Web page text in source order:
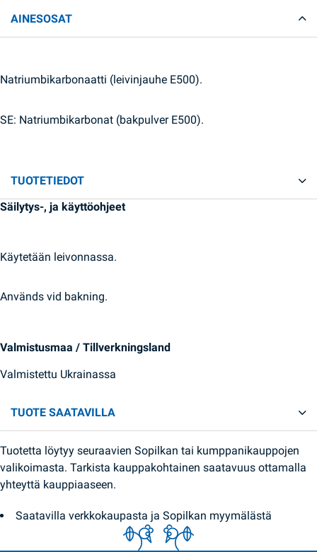
AINESOSAT
Natriumbikarbonaatti (leivinjauhe E500).
SE: Natriumbikarbonat (bakpulver E500).
TUOTETIEDOT
Säilytys-, ja käyttöohjeet
Käytetään leivonnassa.
Används vid bakning.
Valmistusmaa / Tillverkningsland
Valmistettu Ukrainassa
TUOTE SAATAVILLA
Tuotetta löytyy seuraavien Sopilkan tai kumppanikauppojen
valikoimasta. Tarkista kauppakohtainen saatavuus ottamalla
yhteyttä kauppiaaseen.
Saatavilla verkkokaupasta ja Sopilkan myymälästä